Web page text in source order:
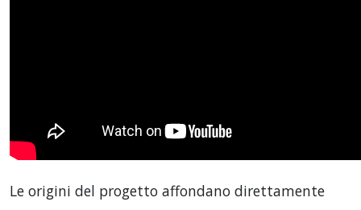
Le origini del progetto affondano direttamente